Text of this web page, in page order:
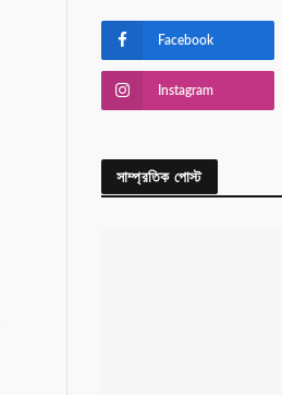
Facebook
Instagram
সাম্প্রতিক পোস্ট